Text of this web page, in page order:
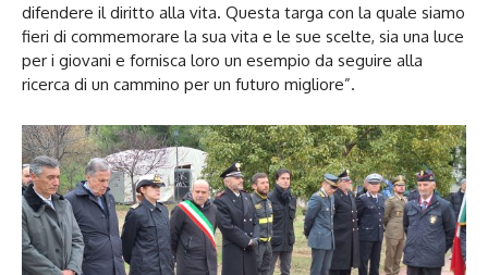
difendere il diritto alla vita. Questa targa con la quale siamo
fieri di commemorare la sua vita e le sue scelte, sia una luce
per i giovani e fornisca loro un esempio da seguire alla
ricerca di un cammino per un futuro migliore”.